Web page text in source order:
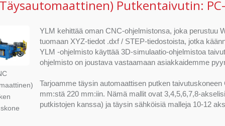
Putkentaivutin:
YLM kehittää oman CNC-ohjelmistonsa, joka perustuu
tuomaan XYZ-tiedot .dxf / STEP-tiedostoista, jotka
YLM -ohjelmisto käyttää 3D-simulaatio-ohjelmistoa
ohjelmisto on joustava vastaamaan asiakkaidemme
Tarjoamme täysin automaattisen putken
mm:stä 220 mm:iin. Nämä mallit ovat 3,4,5,6,7,8-
putkistojen kanssa) ja täysin sähköisiä malleja 10-12